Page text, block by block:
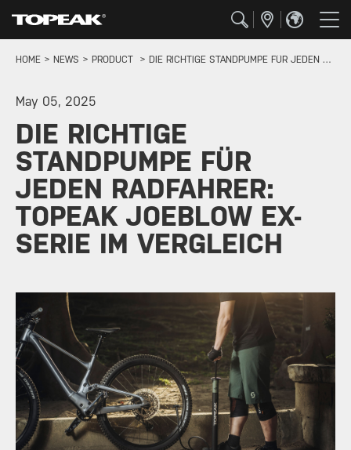
HOME NEWS PRODUCT DIE RICHTIGE STANDPUMPE FÜR JEDEN RADFAHRER: TOPEAK JOEBLOW EX-SERIE IM VERGLEICH
May 05, 2025
DIE RICHTIGE
STANDPUMPE FÜR
JEDEN RADFAHRER:
TOPEAK JOEBLOW EX-
SERIE IM VERGLEICH